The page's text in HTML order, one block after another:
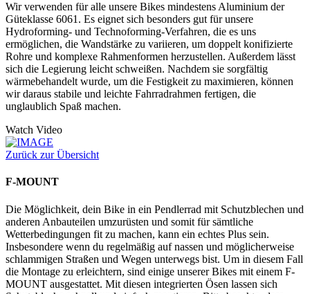
Wir verwenden für alle unsere Bikes mindestens Aluminium der
Güteklasse 6061. Es eignet sich besonders gut für unsere
Hydroforming- und Technoforming-Verfahren, die es uns
ermöglichen, die Wandstärke zu variieren, um doppelt konifizierte
Rohre und komplexe Rahmenformen herzustellen. Außerdem lässt
sich die Legierung leicht schweißen. Nachdem sie sorgfältig
wärmebehandelt wurde, um die Festigkeit zu maximieren, können
wir daraus stabile und leichte Fahrradrahmen fertigen, die
unglaublich Spaß machen.
Watch Video
Zurück zur Übersicht
F-MOUNT
Die Möglichkeit, dein Bike in ein Pendlerrad mit Schutzblechen und
anderen Anbauteilen umzurüsten und somit für sämtliche
Wetterbedingungen fit zu machen, kann ein echtes Plus sein.
Insbesondere wenn du regelmäßig auf nassen und möglicherweise
schlammigen Straßen und Wegen unterwegs bist. Um in diesem Fall
die Montage zu erleichtern, sind einige unserer Bikes mit einem F-
MOUNT ausgestattet. Mit diesen integrierten Ösen lassen sich